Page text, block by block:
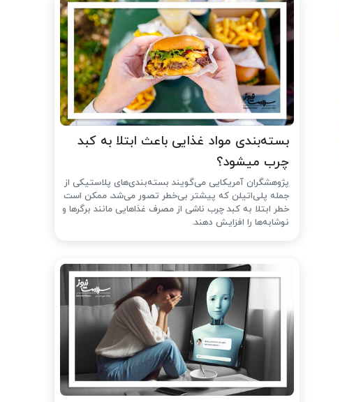
بسته‌بندی مواد غذایی باعث ابتلا به کبد
چرب میشود؟
پژوهشگران آمریکایی می‌گویند بسته‌بندی‌های پلاستیکی از
جمله پلی‌اتیلن که پیشتر بی‌خطر تصور می‌شد، ممکن است
خطر ابتلا به کبد چرب ناشی از مصرف غذاهایی مانند برگرها و
نوشابه‌ها را افزایش دهند.